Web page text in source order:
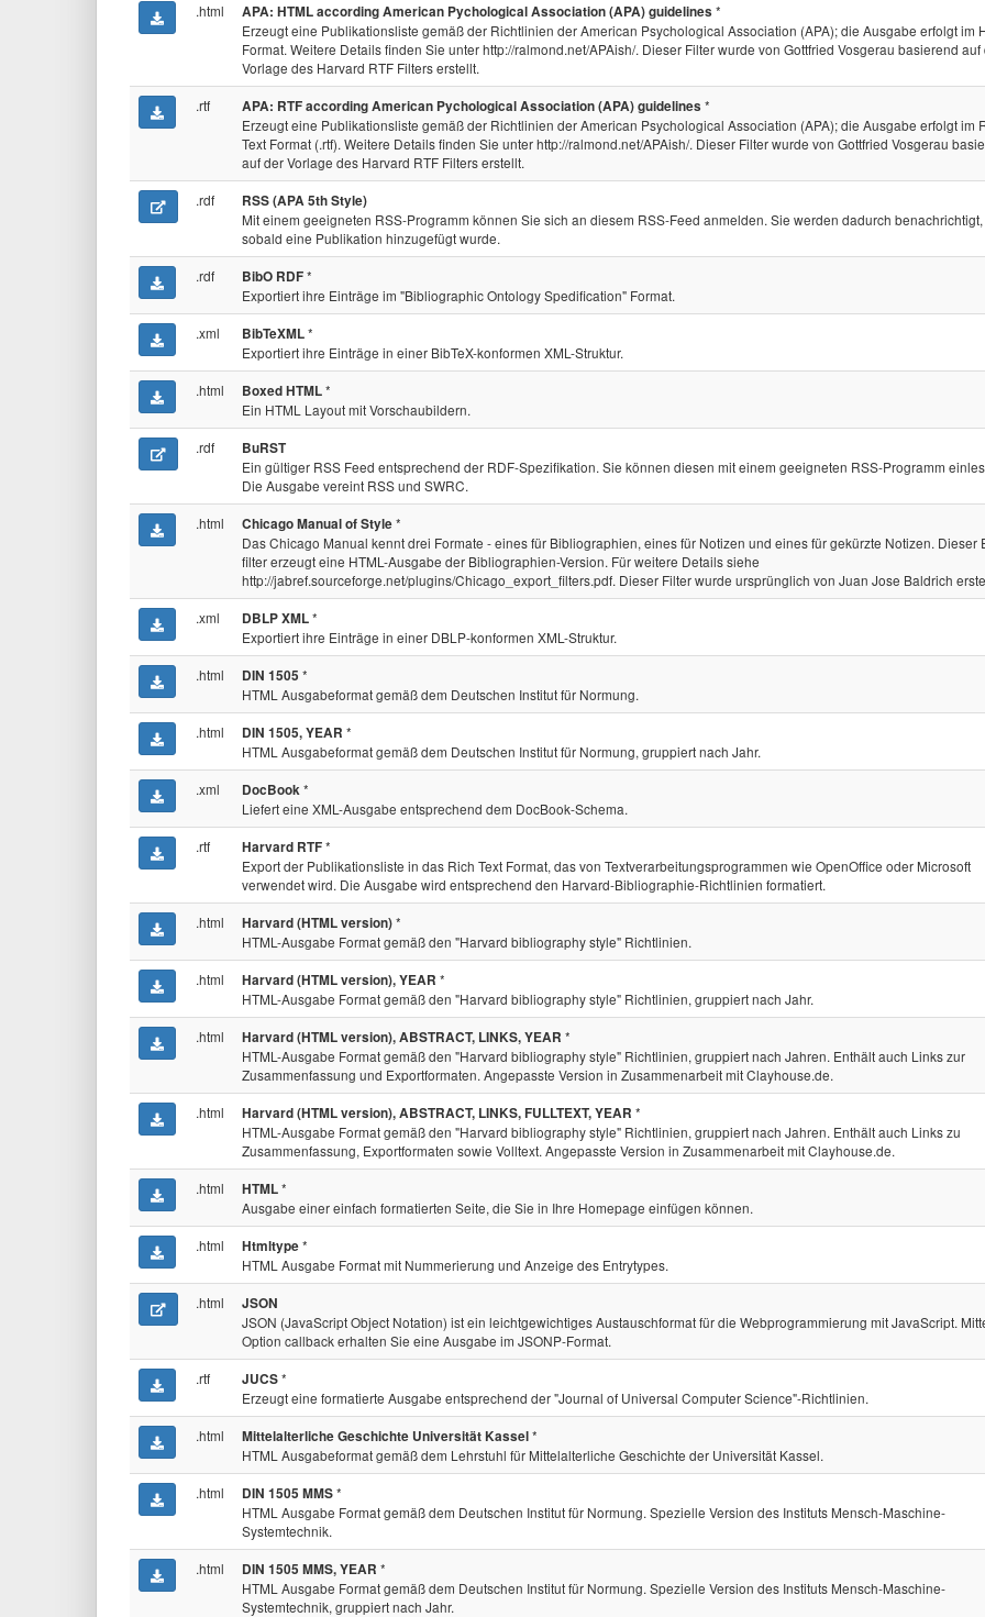
.html
APA: HTML according American Pychological Association (APA) guidelines *
Erzeugt eine Publikationsliste gemäß der Richtlinien der American Psychological Association (APA); die Ausgabe erfolgt im
Format. Weitere Details finden Sie unter http://ralmond.net/APAish/. Dieser Filter wurde von Gottfried Vosgerau basierend auf
Vorlage des Harvard RTF Filters erstellt.
.rtf
APA: RTF according American Pychological Association (APA) guidelines *
Erzeugt eine Publikationsliste gemäß der Richtlinien der American Psychological Association (APA); die Ausgabe erfolgt im
Text Format (.rtf). Weitere Details finden Sie unter http://ralmond.net/APAish/. Dieser Filter wurde von Gottfried Vosgerau
auf der Vorlage des Harvard RTF Filters erstellt.
.rdf
RSS (APA 5th Style)
Mit einem geeigneten RSS-Programm können Sie sich an diesem RSS-Feed anmelden. Sie werden dadurch benachrichtigt,
sobald eine Publikation hinzugefügt wurde.
.rdf
BibO RDF*
Exportiert ihre Einträge im "Bibliographic Ontology Spedification" Format.
.xml
BibTeXML*
Exportiert ihre Einträge in einer BibTeX-konformen XML-Struktur.
.html
Boxed HTML*
Ein HTML Layout mit Vorschaubildern.
.rdf
BuRST
Ein gültiger RSS Feed entsprechend der RDF-Spezifikation. Sie können diesen mit einem geeigneten RSS-Programm
Die Ausgabe vereint RSS und SWRC.
.html
Chicago Manual of Style*
Das Chicago Manual kennt drei Formate - eines für Bibliographien, eines für Notizen und eines für gekürzte Notizen. Dieser
filter erzeugt eine HTML-Ausgabe der Bibliographien-Version. Für weitere Details siehe
http://jabref.sourceforge.net/plugins/Chicago_export_filters.pdf. Dieser Filter wurde ursprünglich von Juan Jose Baldrich
.xml
DBLP XML*
Exportiert ihre Einträge in einer DBLP-konformen XML-Struktur.
.html
DIN 1505 *
HTML Ausgabeformat gemäß dem Deutschen Institut für Normung.
.html
DIN 1505, YEAR *
HTML Ausgabeformat gemäß dem Deutschen Institut für Normung, gruppiert nach Jahr.
.xml
DocBook*
Liefert eine XML-Ausgabe entsprechend dem DocBook-Schema.
.rtf
Harvard RTF*
Export der Publikationsliste in das Rich Text Format, das von Textverarbeitungsprogrammen wie OpenOffice oder Microsoft
verwendet wird. Die Ausgabe wird entsprechend den Harvard-Bibliographie-Richtlinien formatiert.
.html
Harvard (HTML version)*
HTML-Ausgabe Format gemäß den "Harvard bibliography style" Richtlinien.
.html
Harvard (HTML version), YEAR *
HTML-Ausgabe Format gemäß den "Harvard bibliography style" Richtlinien, gruppiert nach Jahr.
.html
Harvard (HTML version), ABSTRACT, LINKS, YEAR *
HTML-Ausgabe Format gemäß den "Harvard bibliography style" Richtlinien, gruppiert nach Jahren. Enthält auch Links zur
Zusammenfassung und Exportformaten. Angepasste Version in Zusammenarbeit mit Clayhouse.de.
.html
Harvard (HTML version), ABSTRACT, LINKS, FULLTEXT, YEAR *
HTML-Ausgabe Format gemäß den "Harvard bibliography style" Richtlinien, gruppiert nach Jahren. Enthält auch Links zu
Zusammenfassung, Exportformaten sowie Volltext. Angepasste Version in Zusammenarbeit mit Clayhouse.de.
.html
HTML*
Ausgabe einer einfach formatierten Seite, die Sie in Ihre Homepage einfügen können.
.html
Htmltype*
HTML Ausgabe Format mit Nummerierung und Anzeige des Entrytypes.
.html
JSON
JSON (JavaScript Object Notation) ist ein leichtgewichtiges Austauschformat für die Webprogrammierung mit JavaScript.
Option callback erhalten Sie eine Ausgabe im JSONP-Format.
.rtf
JUCS*
Erzeugt eine formatierte Ausgabe entsprechend der "Journal of Universal Computer Science"-Richtlinien.
.html
Mittelalterliche Geschichte Universität Kassel*
HTML Ausgabeformat gemäß dem Lehrstuhl für Mittelalterliche Geschichte der Universität Kassel.
.html
DIN 1505 MMS*
HTML Ausgabe Format gemäß dem Deutschen Institut für Normung. Spezielle Version des Instituts Mensch-Maschine-
Systemtechnik.
.html
DIN 1505 MMS, YEAR *
HTML Ausgabe Format gemäß dem Deutschen Institut für Normung. Spezielle Version des Instituts Mensch-Maschine-
Systemtechnik, gruppiert nach Jahr.